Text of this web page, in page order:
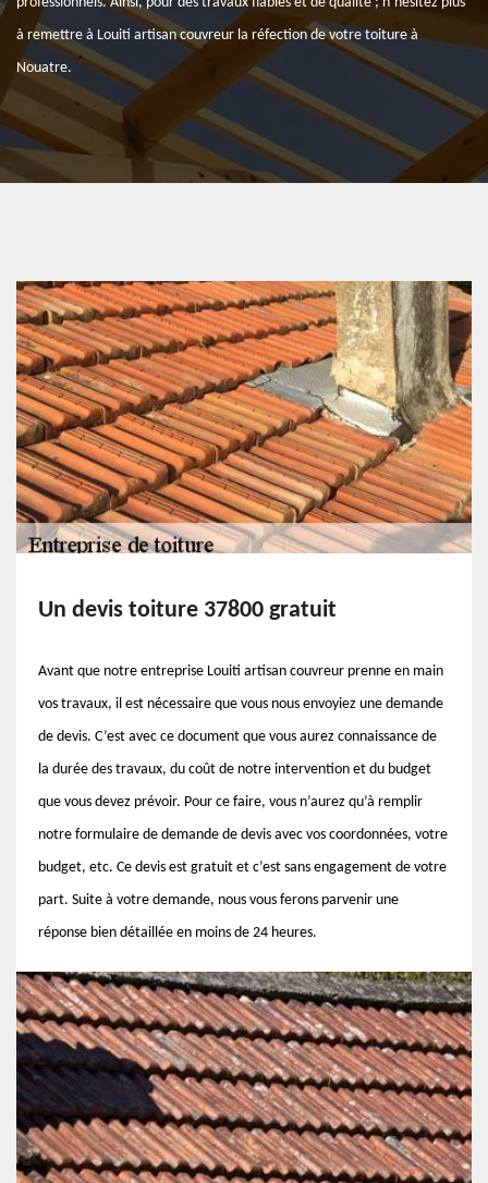
à remettre à Louiti artisan couvreur la réfection de votre toiture à
Nouatre.
Un devis toiture 37800 gratuit
Avant que notre entreprise Louiti artisan couvreur prenne en main
vos travaux, il est nécessaire que vous nous envoyiez une demande
de devis. C’est avec ce document que vous aurez connaissance de
la durée des travaux, du coût de notre intervention et du budget
que vous devez prévoir. Pour ce faire, vous n’aurez qu’à remplir
notre formulaire de demande de devis avec vos coordonnées, votre
budget, etc. Ce devis est gratuit et c’est sans engagement de votre
part. Suite à votre demande, nous vous ferons parvenir une
réponse bien détaillée en moins de 24 heures.